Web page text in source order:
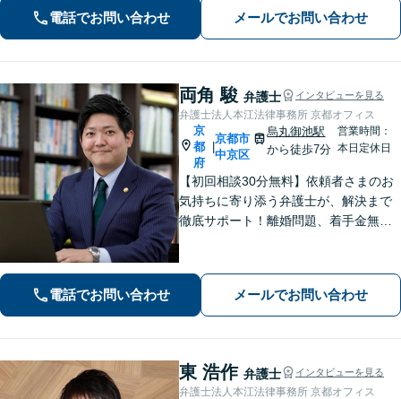
てはお任せください。【子連れ対応
可】【土日夜間対応】
電話でお問い合わせ メールでお問い合わせ
両角 駿 弁護士 インタビューを見る
弁護士法人本江法律事務所 京都オフィス
京
都
府
|
京都市
中京区
烏丸御池駅
から徒歩7分
営業時間：
本日定休日
【初回相談30分無料】依頼者さまのお
気持ちに寄り添う弁護士が、解決まで
徹底サポート！離婚問題、着手金無料
事件など【烏丸御池駅7分】
電話でお問い合わせ メールでお問い合わせ
東 浩作 弁護士 インタビューを見る
弁護士法人本江法律事務所 京都オフィス